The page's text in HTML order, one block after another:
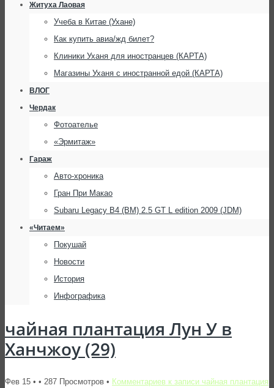
Житуха Лаовая
Учеба в Китае (Ухане)
Как купить авиа/жд билет?
Клиники Уханя для иностранцев (КАРТА)
Магазины Уханя с иностранной едой (КАРТА)
ВЛОГ
Чердак
Фотоателье
«Эрмитаж»
Гараж
Авто-хроника
Гран При Макао
Subaru Legacy B4 (BM) 2.5 GT L edition 2009 (JDM)
«Читаем»
Покушай
Новости
История
Инфографика
чайная плантация Лун У в
Ханчжоу (29)
Фев 15 • • 287 Просмотров • Комментариев к записи чайная плантация